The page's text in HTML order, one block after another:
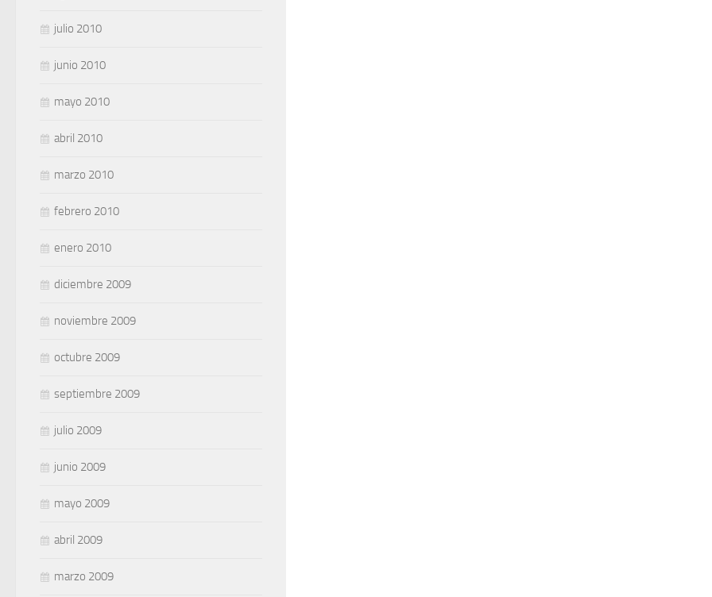
julio 2010
junio 2010
mayo 2010
abril 2010
marzo 2010
febrero 2010
enero 2010
diciembre 2009
noviembre 2009
octubre 2009
septiembre 2009
julio 2009
junio 2009
mayo 2009
abril 2009
marzo 2009